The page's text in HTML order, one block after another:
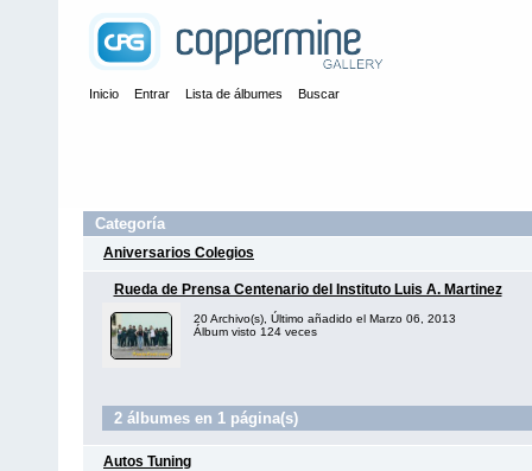
Inicio Entrar Lista de álbumes Buscar
Categoría
Aniversarios Colegios
Rueda de Prensa Centenario del Instituto Luis A. Martinez
20 Archivo(s), Último añadido el Marzo 06, 2013
Álbum visto 124 veces
2 álbumes en 1 página(s)
Autos Tuning